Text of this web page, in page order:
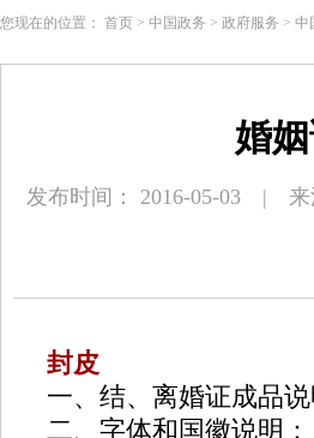
您现在的位置： 首页 > 中国政务 > 政府服务 > 中
婚
发布时间： 2016-05-03 |
封皮
一、结、离婚证成品
二、字体和国徽说明：